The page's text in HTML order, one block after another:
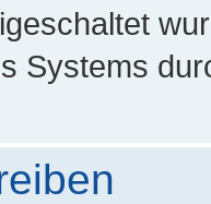
Systems